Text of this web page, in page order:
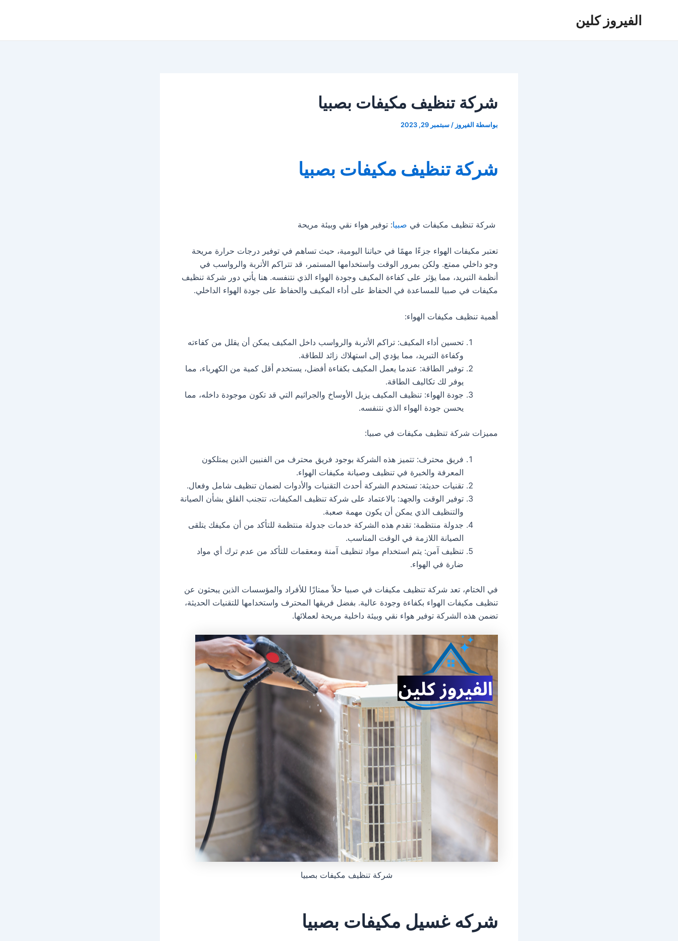
الفيروز كلين
شركة تنظيف مكيفات بصبيا
بواسطة الفيروز / سبتمبر 29, 2023
شركة تنظيف مكيفات بصبيا
شركة تنظيف مكيفات في صبيا: توفير هواء نقي وبيئة مريحة
تعتبر مكيفات الهواء جزءًا مهمًا في حياتنا اليومية، حيث تساهم في توفير درجات حرارة مريحة
وجو داخلي ممتع. ولكن بمرور الوقت واستخدامها المستمر، قد تتراكم الأتربة والرواسب في
أنظمة التبريد، مما يؤثر على كفاءة المكيف وجودة الهواء الذي نتنفسه. هنا يأتي دور شركة تنظيف
مكيفات في صبيا للمساعدة في الحفاظ على أداء المكيف والحفاظ على جودة الهواء الداخلي.
أهمية تنظيف مكيفات الهواء:
تحسين أداء المكيف: تراكم الأتربة والرواسب داخل المكيف يمكن أن يقلل من كفاءته
وكفاءة التبريد، مما يؤدي إلى استهلاك زائد للطاقة.
توفير الطاقة: عندما يعمل المكيف بكفاءة أفضل، يستخدم أقل كمية من الكهرباء، مما
يوفر لك تكاليف الطاقة.
جودة الهواء: تنظيف المكيف يزيل الأوساخ والجراثيم التي قد تكون موجودة داخله، مما
يحسن جودة الهواء الذي نتنفسه.
مميزات شركة تنظيف مكيفات في صبيا:
فريق محترف: تتميز هذه الشركة بوجود فريق محترف من الفنيين الذين يمتلكون
المعرفة والخبرة في تنظيف وصيانة مكيفات الهواء.
تقنيات حديثة: تستخدم الشركة أحدث التقنيات والأدوات لضمان تنظيف شامل وفعال.
توفير الوقت والجهد: بالاعتماد على شركة تنظيف المكيفات، تتجنب القلق بشأن الصيانة
والتنظيف الذي يمكن أن يكون مهمة صعبة.
جدولة منتظمة: تقدم هذه الشركة خدمات جدولة منتظمة للتأكد من أن مكيفك يتلقى
الصيانة اللازمة في الوقت المناسب.
تنظيف آمن: يتم استخدام مواد تنظيف آمنة ومعقمات للتأكد من عدم ترك أي مواد
ضارة في الهواء.
في الختام، تعد شركة تنظيف مكيفات في صبيا حلاً ممتازًا للأفراد والمؤسسات الذين يبحثون عن
تنظيف مكيفات الهواء بكفاءة وجودة عالية. بفضل فريقها المحترف واستخدامها للتقنيات الحديثة،
تضمن هذه الشركة توفير هواء نقي وبيئة داخلية مريحة لعملائها.
شركة تنظيف مكيفات بصبيا
شركه غسيل مكيفات بصبيا